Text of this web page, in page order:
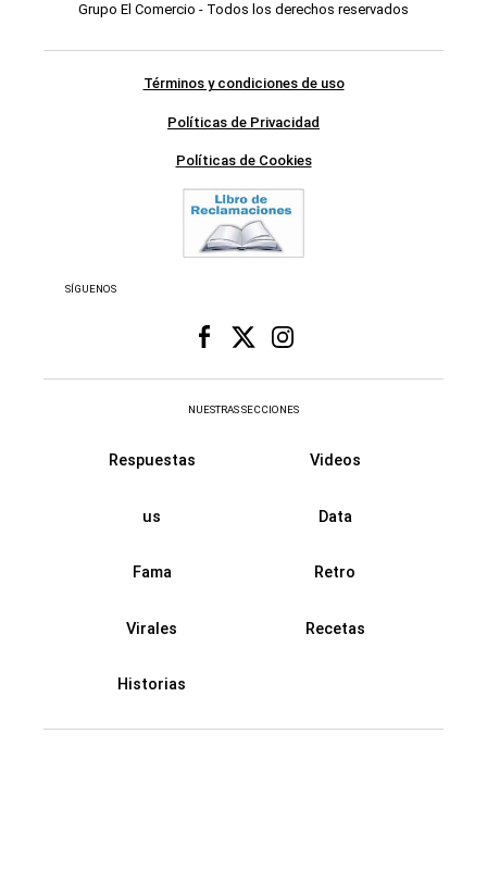
Grupo El Comercio - Todos los derechos reservados
Términos y condiciones de uso
Políticas de Privacidad
Políticas de Cookies
SÍGUENOS
NUESTRAS SECCIONES
Respuestas Videos
us Data
Fama Retro
Virales Recetas
Historias